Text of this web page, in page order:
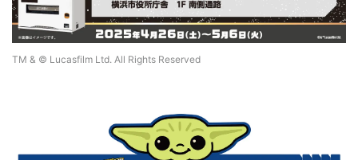
TM & © Lucasfilm Ltd. All Rights Reserved